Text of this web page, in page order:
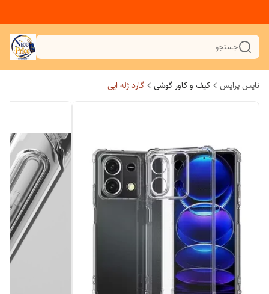
جستجو
نایس پرایس کیف و کاور گوشی گارد ژله ایی